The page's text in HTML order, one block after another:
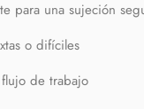
para una sujeción
o difíciles
de trabajo